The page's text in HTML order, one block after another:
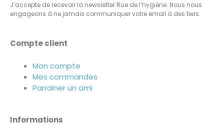
J’accepte de recevoir la newsletter Rue de l’hygiène. Nous nous
engageons à ne jamais communiquer votre email à des tiers.
Compte client
Mon compte
Mes commandes
Parrainer un ami
Informations